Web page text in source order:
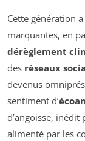
Cette génération
marquantes, en
dérèglement
des réseaux
devenus
sentiment d’
d’angoisse,
alimenté par les